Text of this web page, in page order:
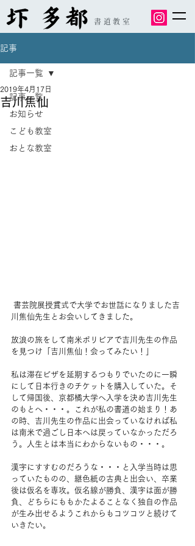
書道教室
記事
記事一覧
お知らせ
こども教室
おとな教室
記事一覧
吉川焦仙
2019年4月17日
川焦仙先生とお会いしてきました。
放浪の旅をして南米ボリビアで吉川先生の作品
を見つけ「吉川焦仙！会ってみたい！」
私は滞在ビザを延期するつもりでいたのに一瞬
にして日本行きのチケットを購入していた。そ
して帰国後、京都橘大学へ入学を決め吉川先生
のもとへ・・・。これが私の書道の始まり！あ
の時、吉川先生の作品に出会っていなければ私
は南米で過ごし日本へは戻っていなかっただろ
う。人生とは本当にわからないもの・・・。
漢字にすすむのだろうな・・・と入学当時は思
っていたものの、継色紙の古典と出会い、卒業
後は仮名を専攻。仮名線が勝負、漢字は面が勝
負、どちらにももかたよることなく独自の作品
が生み出せるようこれからもコツコツと続けて
いきたい。